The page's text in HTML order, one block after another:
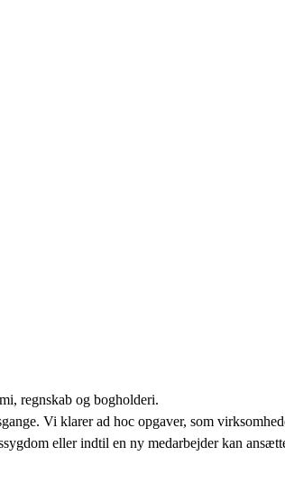
regnskab og bogholderi.
Vi klarer ad hoc opgaver, som
eller indtil en ny medarbejder kan